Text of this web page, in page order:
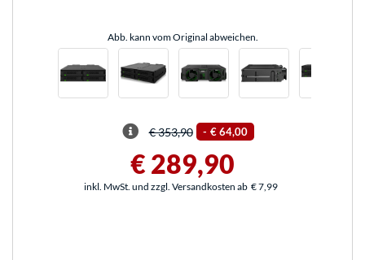
Abb. kann vom Original abweichen.
€ 353,90 - € 64,00
€ 289,90
inkl. MwSt. und zzgl. Versandkosten ab € 7,99